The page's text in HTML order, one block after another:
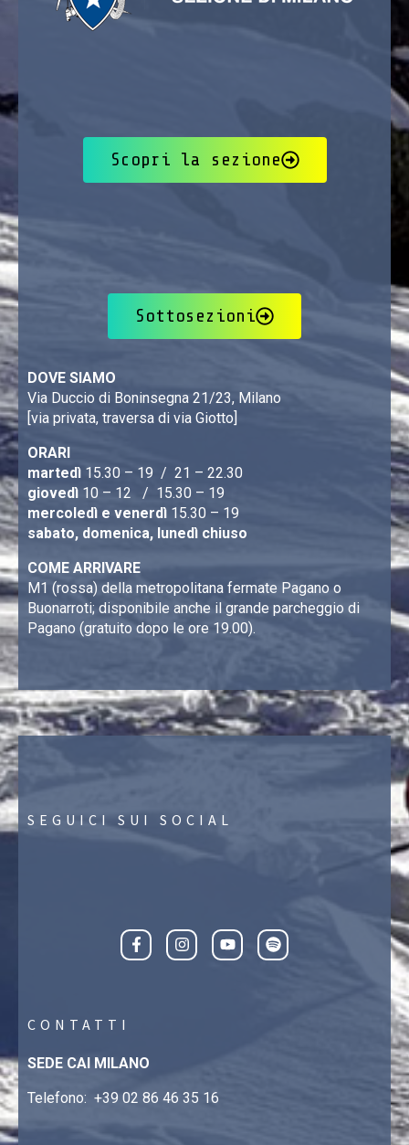
Scopri la sezione
Sottosezioni
DOVE SIAMO
Via Duccio di Boninsegna 21/23, Milano
[via privata, traversa di via Giotto]
ORARI
martedì 15.30 – 19 / 21 – 22.30
giovedì 10 – 12 / 15.30 – 19
mercoledì e venerdì 15.30 – 19
sabato, domenica, lunedì chiuso
COME ARRIVARE
M1 (rossa) della metropolitana fermate Pagano o
Buonarroti; disponibile anche il grande parcheggio di
Pagano (gratuito dopo le ore 19.00).
SEGUICI SUI SOCIAL
CONTATTI
SEDE CAI MILANO
Telefono: +39 02 86 46 35 16